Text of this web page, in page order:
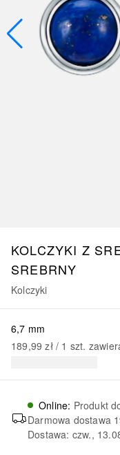
KOLCZYKI Z
SREBRNY
Kolczyki
6,7 mm
189,99 zł / 1 szt.
Online: Produkt
Darmowa dostawa
Dostawa: czw.,